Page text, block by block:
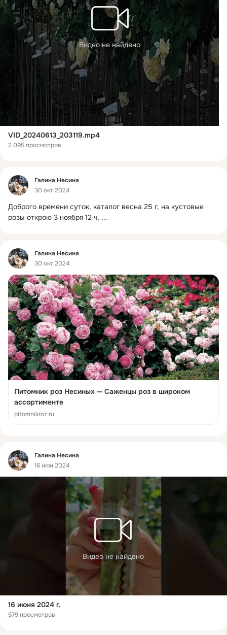
Видео не найдено
VID_20240613_203119.mp4
2 095 просмотров
Фид
Галина Несина
30 окт 2024
Доброго времени суток, каталог весна 25 г, на кустовые
розы открою 3 ноября 12 ч, ...
Фид
Галина Несина
30 окт 2024
Питомник роз Несиных — Саженцы роз в широком
ассортименте
pitomnikroz.ru
Фид
Галина Несина
16 июн 2024
Видео не найдено
16 июня 2024 г.
579 просмотров